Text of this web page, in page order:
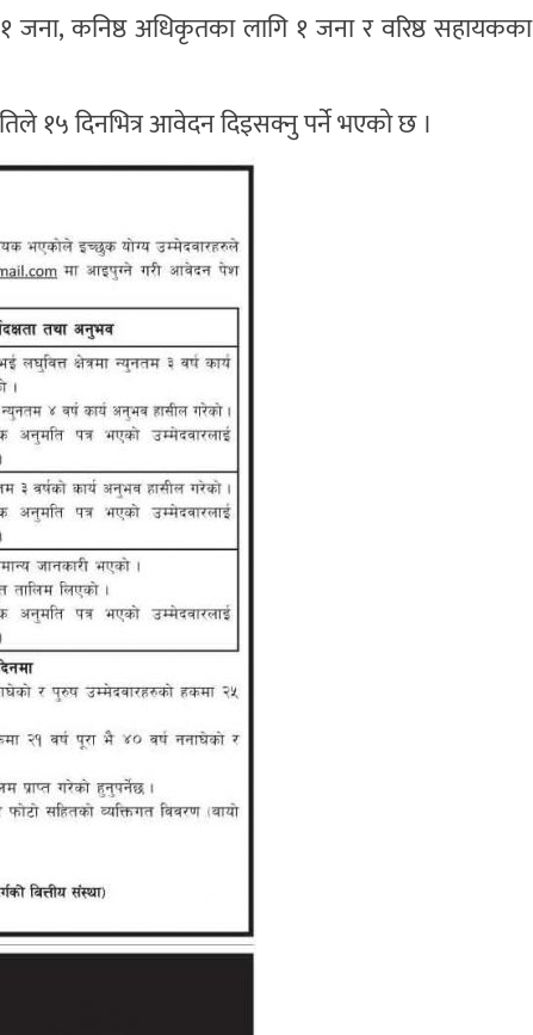
जना, कनिष्ठ अधिकृतका लागि १ जना र वरिष्ठ सहायकका
१५ दिनभित्र आवेदन दिइसक्नु पर्ने भएको छ ।